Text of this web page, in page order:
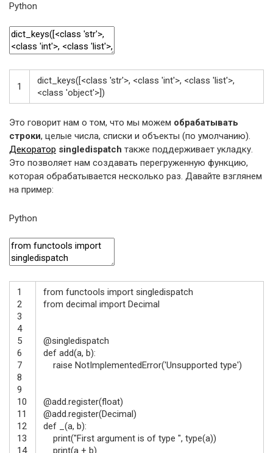
Python
1
dict_keys([<class 'str'>, <class 'int'>, <class 'list'>,
<class 'object'>])
Это говорит нам о том, что мы можем обрабатывать
строки, целые числа, списки и объекты (по умолчанию).
Декоратор singledispatch также поддерживает укладку.
Это позволяет нам создавать перегруженную функцию,
которая обрабатывается несколько раз. Давайте взглянем
на пример:
Python
1
2
3
4
5
6
7
8
9
10
11
12
13
from functools import singledispatch
from decimal import Decimal
@singledispatch
def add(a, b):
raise NotImplementedError('Unsupported type')
@add.register(float)
@add.register(Decimal)
def
(a, b):
print("First argument is of type ", type(a))